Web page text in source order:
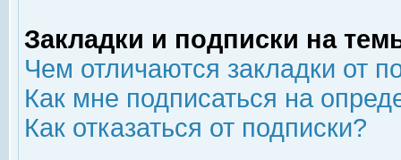
Закладки и подписки на
Чем отличаются закладки от
Как мне подписаться на
Как отказаться от подписки?